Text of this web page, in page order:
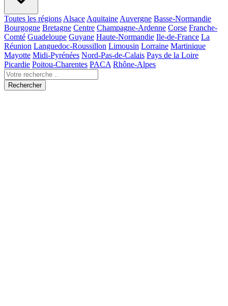
Toutes les régions Alsace Aquitaine Auvergne Basse-Normandie
Bourgogne Bretagne Centre Champagne-Ardenne Corse Franche-
Comté Guadeloupe Guyane Haute-Normandie Ile-de-France La
Réunion Languedoc-Roussillon Limousin Lorraine Martinique
Mayotte Midi-Pyrénées Nord-Pas-de-Calais Pays de la Loire
Picardie Poitou-Charentes PACA Rhône-Alpes
Rechercher